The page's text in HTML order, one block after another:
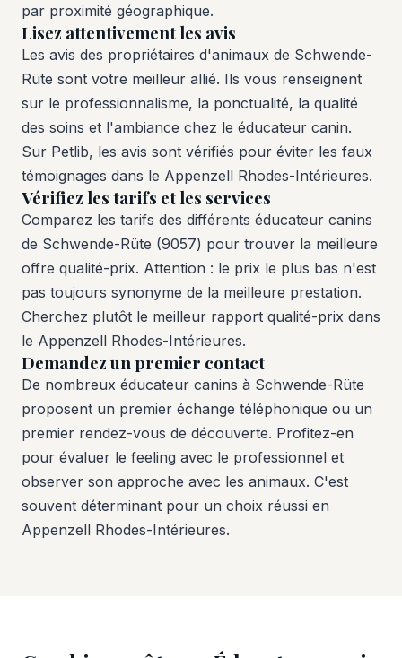
par proximité géographique.
Lisez attentivement les avis
Les avis des propriétaires d'animaux de Schwende-
Rüte sont votre meilleur allié. Ils vous renseignent
sur le professionnalisme, la ponctualité, la qualité
des soins et l'ambiance chez le éducateur canin.
Sur Petlib, les avis sont vérifiés pour éviter les faux
témoignages dans le Appenzell Rhodes-Intérieures.
Vérifiez les tarifs et les services
Comparez les tarifs des différents éducateur canins
de Schwende-Rüte (9057) pour trouver la meilleure
offre qualité-prix. Attention : le prix le plus bas n'est
pas toujours synonyme de la meilleure prestation.
Cherchez plutôt le meilleur rapport qualité-prix dans
le Appenzell Rhodes-Intérieures.
Demandez un premier contact
De nombreux éducateur canins à Schwende-Rüte
proposent un premier échange téléphonique ou un
premier rendez-vous de découverte. Profitez-en
pour évaluer le feeling avec le professionnel et
observer son approche avec les animaux. C'est
souvent déterminant pour un choix réussi en
Appenzell Rhodes-Intérieures.